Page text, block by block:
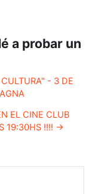
a probar un
- 3 DE
EL CINE CLUB
19:30HS !!!! →